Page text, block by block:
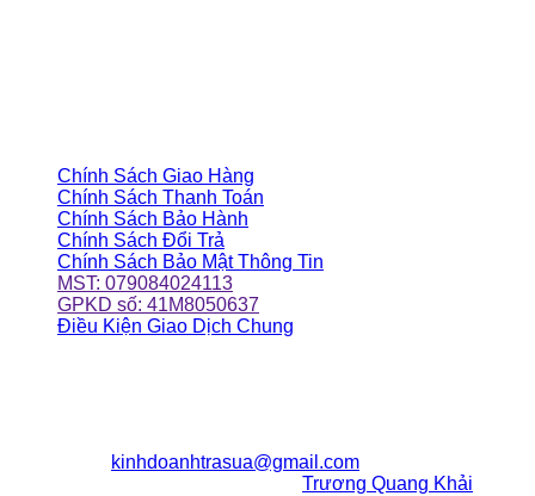
Chính Sách Giao Hàng
Chính Sách Thanh Toán
Chính Sách Bảo Hành
Chính Sách Đổi Trả
Chính Sách Bảo Mật Thông Tin
MST: 079084024113
GPKD số: 41M8050637
Điều Kiện Giao Dịch Chung
kinhdoanhtrasua@gmail.com
Trương Quang Khải